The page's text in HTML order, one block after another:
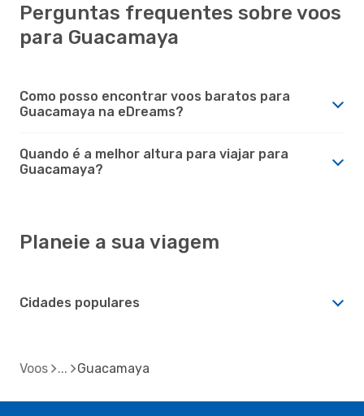
Perguntas frequentes sobre voos
para Guacamaya
Como posso encontrar voos baratos para
Guacamaya na eDreams?
Quando é a melhor altura para viajar para
Guacamaya?
Planeie a sua viagem
Cidades populares
Voos Guacamaya